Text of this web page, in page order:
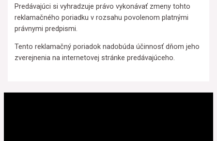
Predávajúci si vyhradzuje právo vykonávať zmeny tohto
reklamačného poriadku v rozsahu povolenom platnými
právnymi predpismi.
Tento reklamačný poriadok nadobúda účinnosť dňom jeho
zverejnenia na internetovej stránke predávajúceho.